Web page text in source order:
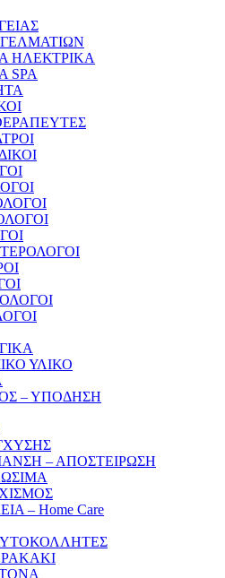
ΗΛΕΚΤΡΙΚΑ
SPA
ΥΛΙΚΟ
– ΥΠΟΔΗΣΗ
– ΑΠΟΣΤΕΙΡΩΣΗ
– Home Care